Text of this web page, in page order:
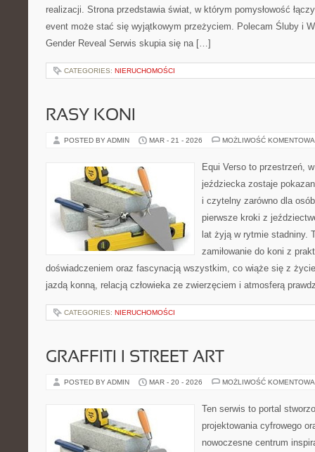
realizacji. Strona przedstawia świat, w którym pomysłowość
event może stać się wyjątkowym przeżyciem. Polecam Śluby i
Gender Reveal Serwis skupia się na […]
CATEGORIES: NIERUCHOMOŚCI
RASY KONI
POSTED BY ADMIN MAR - 21 - 2026 MOŻLIWOŚĆ
Equi Verso to przestrzeń,
jeździecka zostaje
i czytelny zarówno dla
pierwsze kroki z
lat żyją w rytmie stadniny.
zamiłowanie do koni z
doświadczeniem oraz fascynacją wszystkim, co wiąże się z
jazdą konną, relacją człowieka ze zwierzęciem i atmosferą
CATEGORIES: NIERUCHOMOŚCI
GRAFFITI I STREET ART
POSTED BY ADMIN MAR - 20 - 2026 MOŻLIWOŚĆ
Ten serwis to portal
projektowania cyfrowego
nowoczesne centrum